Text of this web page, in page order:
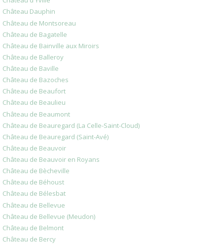
Château Dauphin
Château de Montsoreau
Château de Bagatelle
Château de Bainville aux Miroirs
Château de Balleroy
Château de Baville
Château de Bazoches
Château de Beaufort
Château de Beaulieu
Château de Beaumont
Château de Beauregard (La Celle-Saint-Cloud)
Château de Beauregard (Saint-Avé)
Château de Beauvoir
Château de Beauvoir en Royans
Château de Bècheville
Château de Béhoust
Château de Bélesbat
Château de Bellevue
Château de Bellevue (Meudon)
Château de Belmont
Château de Bercy